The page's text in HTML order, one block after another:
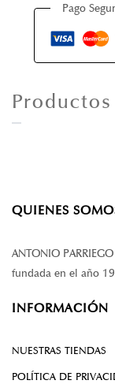
Pago
QUIENES
ANTONIO PARRIEGO
fundada en el año
INFORMACIÓN
NUESTRAS TIENDAS
POLÍTICA DE